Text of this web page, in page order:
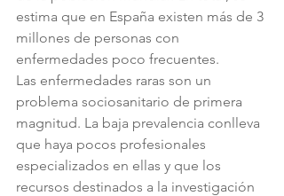
estima que en España existen más de 3
millones de personas con
enfermedades poco frecuentes.
Las enfermedades raras son un
problema sociosanitario de primera
magnitud. La baja prevalencia conlleva
que haya pocos profesionales
especializados en ellas y que los
recursos destinados a la investigación